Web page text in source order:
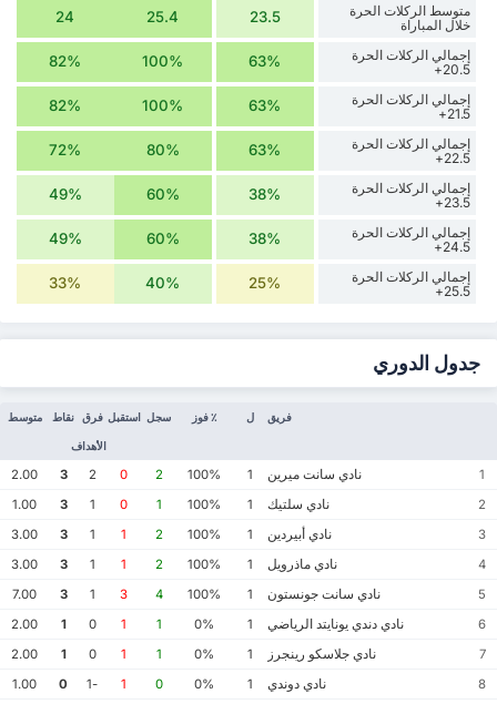
متوسط الركلات الحرة
خلال المباراة
23.5
25.4
24
إجمالي الركلات الحرة
20.5+
63%
100%
82%
إجمالي الركلات الحرة
21.5+
63%
100%
82%
إجمالي الركلات الحرة
22.5+
63%
80%
72%
إجمالي الركلات الحرة
23.5+
38%
60%
49%
إجمالي الركلات الحرة
24.5+
38%
60%
49%
إجمالي الركلات الحرة
25.5+
25%
40%
33%
جدول الدوري
فريق ل ٪ فوز سجل استقبل فرق
الأهداف
نقاط متوسط
1 نادي سانت ميرين 1
100%
2
0
2
3
2.00
2
نادي سلتيك 1
100%
1
0
1
3
1.00
3
نادي أبيردين 1
100%
2
1
1
3
3.00
4
نادي ماذرويل 1
100%
2
1
1
3
3.00
5
نادي سانت جونستون 1
100%
4
3
1
3
7.00
6
نادي دندي يونايتد الرياضي 1
0%
1
1
0
1
2.00
7
نادي جلاسكو رينجرز 1
0%
1
1
0
1
2.00
8
نادي دوندي 1
0%
0
1
-1
0
1.00